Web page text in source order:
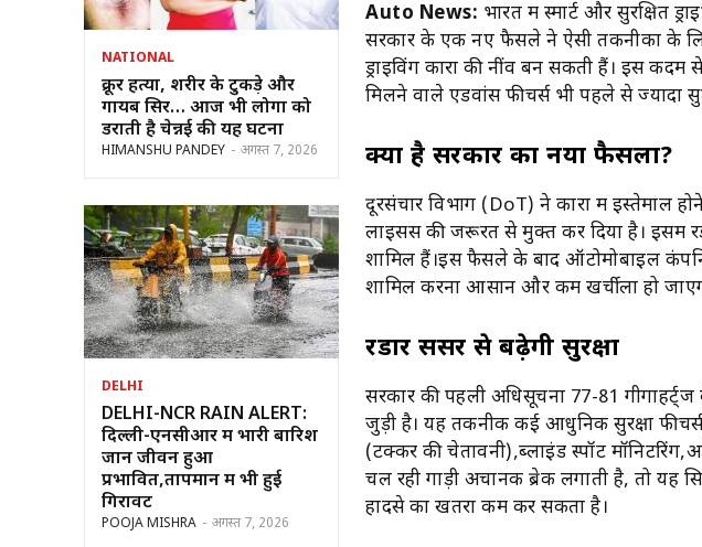
NATIONAL
क्रूर हत्या, शरीर के टुकड़े और
गायब सिर… आज भी लोगों को
डराती है चेन्नई की यह घटना
HIMANSHU PANDEY - अगस्त 7, 2026
DELHI
DELHI-NCR RAIN ALERT:
दिल्ली-एनसीआर में भारी बारिश
जान जीवन हुआ
प्रभावित,तापमान में भी हुई
गिरावट
POOJA MISHRA - अगस्त 7, 2026
Auto News: भारत में स्मार्ट और सुरक्षित
सरकार के एक नए फैसले ने ऐसी तकनीकों के
ड्राइविंग कारों की नींव बन सकती हैं। इस कदम
मिलने वाले एडवांस फीचर्स भी पहले से ज्यादा
क्या है सरकार का नया फैसला?
दूरसंचार विभाग (DoT) ने कारों में इस्तेमाल
लाइसेंस की जरूरत से मुक्त कर दिया है। इसमें
शामिल हैं।इस फैसले के बाद ऑटोमोबाइल
शामिल करना आसान और कम खर्चीला हो
रडार सेंसर से बढ़ेगी सुरक्षा
सरकार की पहली अधिसूचना 77-81
जुड़ी है। यह तकनीक कई आधुनिक सुरक्षा
(टक्कर की चेतावनी),ब्लाइंड स्पॉट
चल रही गाड़ी अचानक ब्रेक लगाती है, तो यह
हादसे का खतरा कम कर सकता है।